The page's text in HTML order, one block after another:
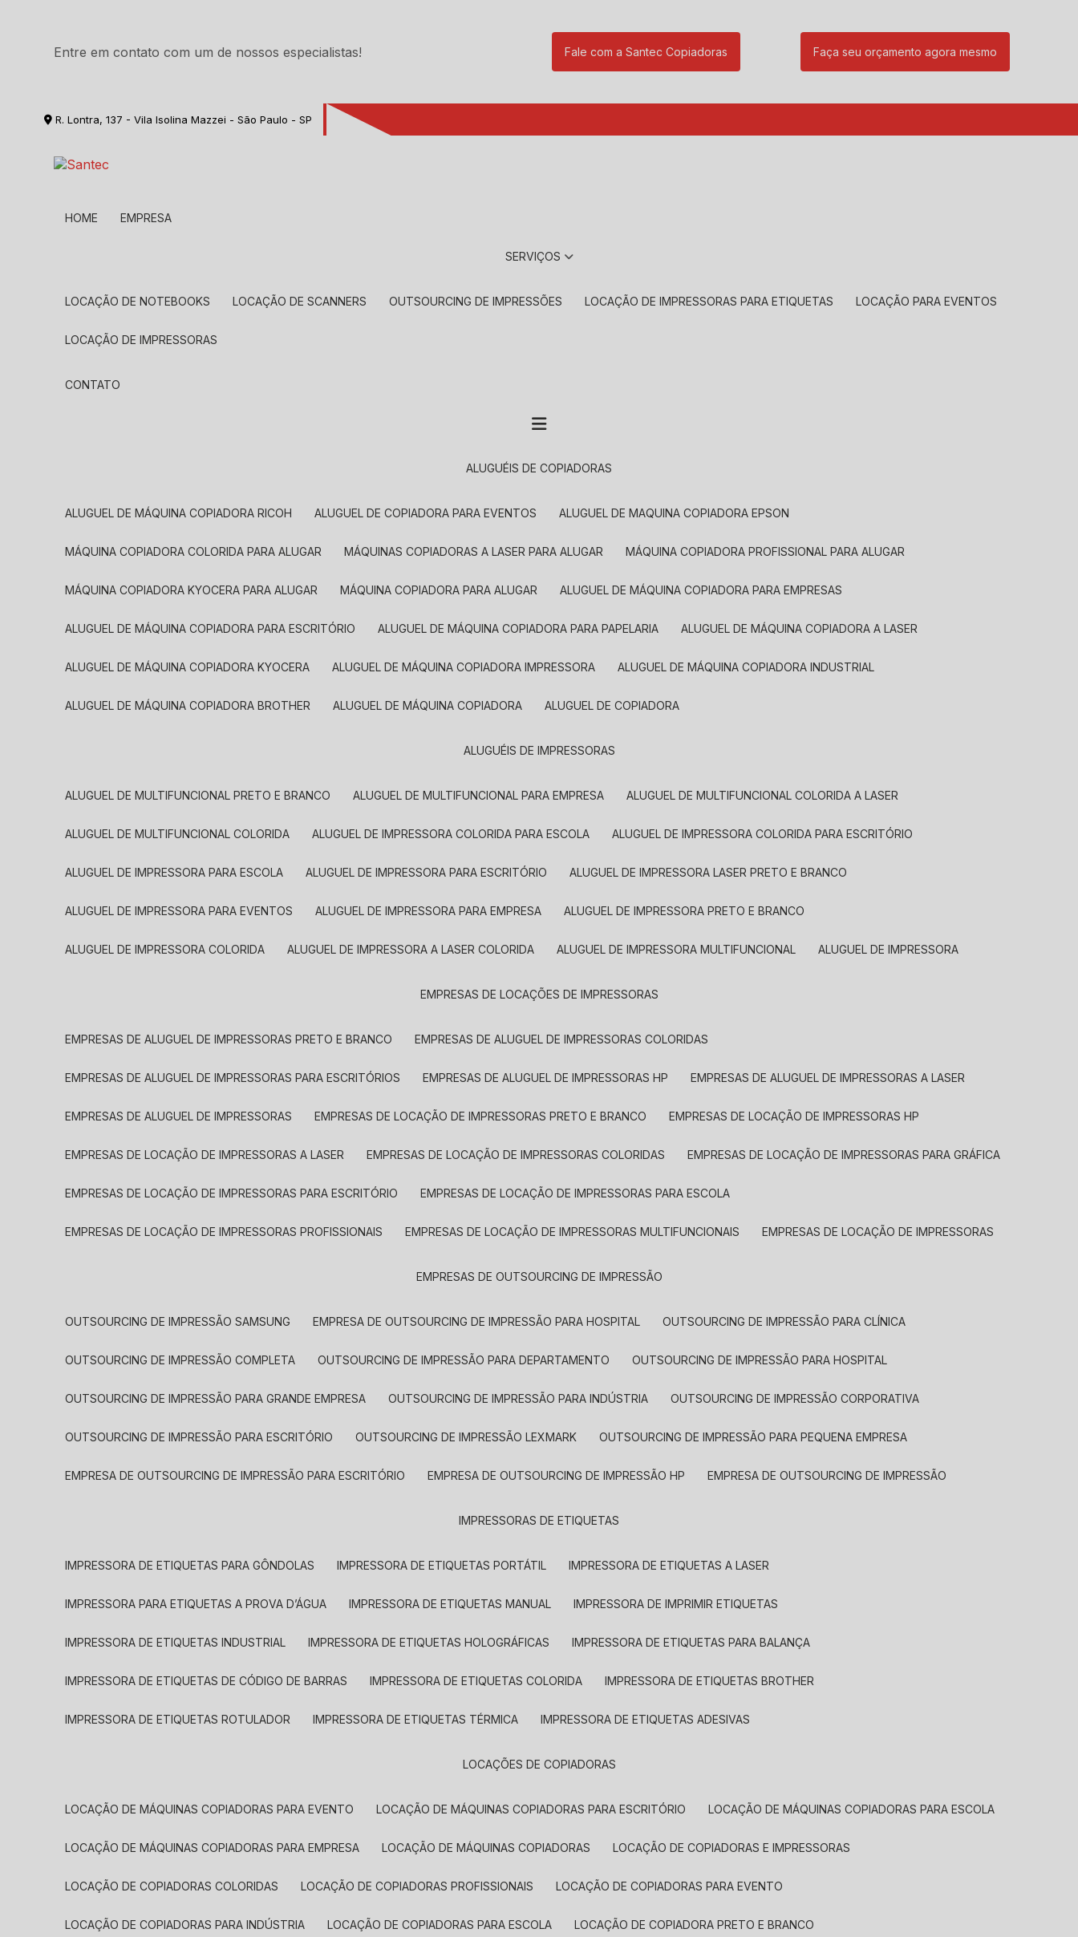
Entre em contato com um de nossos especialistas! Fale com a Santec Copiadoras Faça seu orçamento agora mesmo
R. Lontra, 137 - Vila Isolina Mazzei - São Paulo - SP
HOME EMPRESA
SERVIÇOS
LOCAÇÃO DE NOTEBOOKS LOCAÇÃO DE SCANNERS OUTSOURCING DE IMPRESSÕES LOCAÇÃO DE IMPRESSORAS PARA ETIQUETAS LOCAÇÃO PARA EVENTOS
LOCAÇÃO DE IMPRESSORAS
CONTATO
ALUGUÉIS DE COPIADORAS
ALUGUEL DE MÁQUINA COPIADORA RICOH ALUGUEL DE COPIADORA PARA EVENTOS ALUGUEL DE MAQUINA COPIADORA EPSON
MÁQUINA COPIADORA COLORIDA PARA ALUGAR MÁQUINAS COPIADORAS A LASER PARA ALUGAR MÁQUINA COPIADORA PROFISSIONAL PARA ALUGAR
MÁQUINA COPIADORA KYOCERA PARA ALUGAR MÁQUINA COPIADORA PARA ALUGAR ALUGUEL DE MÁQUINA COPIADORA PARA EMPRESAS
ALUGUEL DE MÁQUINA COPIADORA PARA ESCRITÓRIO ALUGUEL DE MÁQUINA COPIADORA PARA PAPELARIA ALUGUEL DE MÁQUINA COPIADORA A LASER
ALUGUEL DE MÁQUINA COPIADORA KYOCERA ALUGUEL DE MÁQUINA COPIADORA IMPRESSORA ALUGUEL DE MÁQUINA COPIADORA INDUSTRIAL
ALUGUEL DE MÁQUINA COPIADORA BROTHER ALUGUEL DE MÁQUINA COPIADORA ALUGUEL DE COPIADORA
ALUGUÉIS DE IMPRESSORAS
ALUGUEL DE MULTIFUNCIONAL PRETO E BRANCO ALUGUEL DE MULTIFUNCIONAL PARA EMPRESA ALUGUEL DE MULTIFUNCIONAL COLORIDA A LASER
ALUGUEL DE MULTIFUNCIONAL COLORIDA ALUGUEL DE IMPRESSORA COLORIDA PARA ESCOLA ALUGUEL DE IMPRESSORA COLORIDA PARA ESCRITÓRIO
ALUGUEL DE IMPRESSORA PARA ESCOLA ALUGUEL DE IMPRESSORA PARA ESCRITÓRIO ALUGUEL DE IMPRESSORA LASER PRETO E BRANCO
ALUGUEL DE IMPRESSORA PARA EVENTOS ALUGUEL DE IMPRESSORA PARA EMPRESA ALUGUEL DE IMPRESSORA PRETO E BRANCO
ALUGUEL DE IMPRESSORA COLORIDA ALUGUEL DE IMPRESSORA A LASER COLORIDA ALUGUEL DE IMPRESSORA MULTIFUNCIONAL ALUGUEL DE IMPRESSORA
EMPRESAS DE LOCAÇÕES DE IMPRESSORAS
EMPRESAS DE ALUGUEL DE IMPRESSORAS PRETO E BRANCO EMPRESAS DE ALUGUEL DE IMPRESSORAS COLORIDAS
EMPRESAS DE ALUGUEL DE IMPRESSORAS PARA ESCRITÓRIOS EMPRESAS DE ALUGUEL DE IMPRESSORAS HP EMPRESAS DE ALUGUEL DE IMPRESSORAS A LASER
EMPRESAS DE ALUGUEL DE IMPRESSORAS EMPRESAS DE LOCAÇÃO DE IMPRESSORAS PRETO E BRANCO EMPRESAS DE LOCAÇÃO DE IMPRESSORAS HP
EMPRESAS DE LOCAÇÃO DE IMPRESSORAS A LASER EMPRESAS DE LOCAÇÃO DE IMPRESSORAS COLORIDAS EMPRESAS DE LOCAÇÃO DE IMPRESSORAS PARA GRÁFICA
EMPRESAS DE LOCAÇÃO DE IMPRESSORAS PARA ESCRITÓRIO EMPRESAS DE LOCAÇÃO DE IMPRESSORAS PARA ESCOLA
EMPRESAS DE LOCAÇÃO DE IMPRESSORAS PROFISSIONAIS EMPRESAS DE LOCAÇÃO DE IMPRESSORAS MULTIFUNCIONAIS EMPRESAS DE LOCAÇÃO DE IMPRESSORAS
EMPRESAS DE OUTSOURCING DE IMPRESSÃO
OUTSOURCING DE IMPRESSÃO SAMSUNG EMPRESA DE OUTSOURCING DE IMPRESSÃO PARA HOSPITAL OUTSOURCING DE IMPRESSÃO PARA CLÍNICA
OUTSOURCING DE IMPRESSÃO COMPLETA OUTSOURCING DE IMPRESSÃO PARA DEPARTAMENTO OUTSOURCING DE IMPRESSÃO PARA HOSPITAL
OUTSOURCING DE IMPRESSÃO PARA GRANDE EMPRESA OUTSOURCING DE IMPRESSÃO PARA INDÚSTRIA OUTSOURCING DE IMPRESSÃO CORPORATIVA
OUTSOURCING DE IMPRESSÃO PARA ESCRITÓRIO OUTSOURCING DE IMPRESSÃO LEXMARK OUTSOURCING DE IMPRESSÃO PARA PEQUENA EMPRESA
EMPRESA DE OUTSOURCING DE IMPRESSÃO PARA ESCRITÓRIO EMPRESA DE OUTSOURCING DE IMPRESSÃO HP EMPRESA DE OUTSOURCING DE IMPRESSÃO
IMPRESSORAS DE ETIQUETAS
IMPRESSORA DE ETIQUETAS PARA GÔNDOLAS IMPRESSORA DE ETIQUETAS PORTÁTIL IMPRESSORA DE ETIQUETAS A LASER
IMPRESSORA PARA ETIQUETAS A PROVA D’ÁGUA IMPRESSORA DE ETIQUETAS MANUAL IMPRESSORA DE IMPRIMIR ETIQUETAS
IMPRESSORA DE ETIQUETAS INDUSTRIAL IMPRESSORA DE ETIQUETAS HOLOGRÁFICAS IMPRESSORA DE ETIQUETAS PARA BALANÇA
IMPRESSORA DE ETIQUETAS DE CÓDIGO DE BARRAS IMPRESSORA DE ETIQUETAS COLORIDA IMPRESSORA DE ETIQUETAS BROTHER
IMPRESSORA DE ETIQUETAS ROTULADOR IMPRESSORA DE ETIQUETAS TÉRMICA IMPRESSORA DE ETIQUETAS ADESIVAS
LOCAÇÕES DE COPIADORAS
LOCAÇÃO DE MÁQUINAS COPIADORAS PARA EVENTO LOCAÇÃO DE MÁQUINAS COPIADORAS PARA ESCRITÓRIO LOCAÇÃO DE MÁQUINAS COPIADORAS PARA ESCOLA
LOCAÇÃO DE MÁQUINAS COPIADORAS PARA EMPRESA LOCAÇÃO DE MÁQUINAS COPIADORAS LOCAÇÃO DE COPIADORAS E IMPRESSORAS
LOCAÇÃO DE COPIADORAS COLORIDAS LOCAÇÃO DE COPIADORAS PROFISSIONAIS LOCAÇÃO DE COPIADORAS PARA EVENTO
LOCAÇÃO DE COPIADORAS PARA INDÚSTRIA LOCAÇÃO DE COPIADORAS PARA ESCOLA LOCAÇÃO DE COPIADORA PRETO E BRANCO